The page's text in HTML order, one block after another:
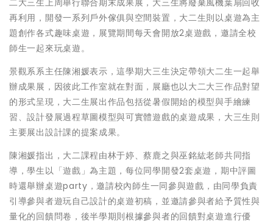
再利用，開發一系列戶外傢俱與空間裝置，大二生則以桌遊為主
題創作各式趣味桌遊，展覽期間每天會開放2桌遊戲，邀請全校
師生一起來玩桌遊。
景觀系系主任陳湘媛表示，這學期大三生決定帶領大二生一起舉
辦成果展，因彼此工作室就在對面，展廳也以大二大三作品對望
的形式呈現，大二生展出作品包括從暑假開始的模型與手繪練
習、設計發展過程草圖模型與可實體遊戲的桌遊成果，大三生則
主要展出設計課的提案成果。
陳湘媛指出，大二課程由林于婷、蔡鹿之與巫銘紘老師共同指
導，學生以「遊戲」為主題，每位同學開發2套桌遊，期中評圖
時還舉辦桌遊party，邀請校內師生一同參與遊戲，由同學負責
引導參與者遊玩自己設計的桌遊初稿，並邀請參與者給予質性與
量化的回饋問卷，後半學期則根據參與者的回饋對桌遊進行優